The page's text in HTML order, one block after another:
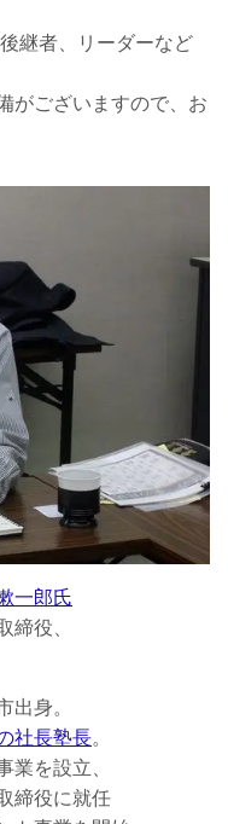
リーダーなど
ございますので、お
一郎氏
締役、
出身。
社長塾長。
を設立、
締役に就任